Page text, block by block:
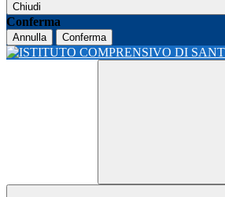
Chiudi
Conferma
Annulla Conferma